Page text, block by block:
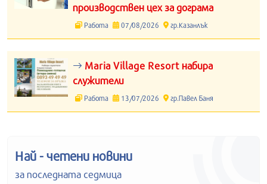
производствен цех за дограма
Работа 07/08/2026 гр.Казанлък
Maria Village Resort набира
служители
Работа 13/07/2026 гр.Павел Баня
Най - четени новини
за последната седмица